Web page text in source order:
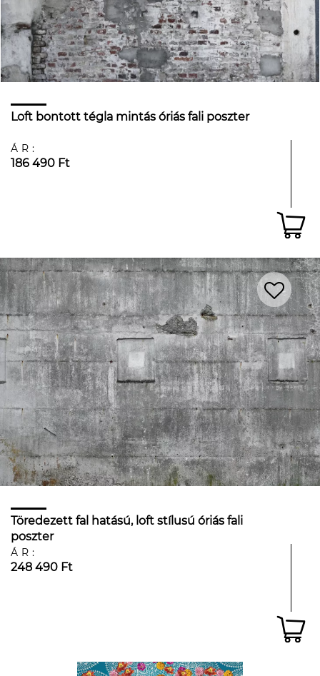
Loft bontott tégla mintás óriás fali poszter
ÁR:
186 490 Ft
Töredezett fal hatású, loft stílusú óriás fali
poszter
ÁR:
248 490 Ft